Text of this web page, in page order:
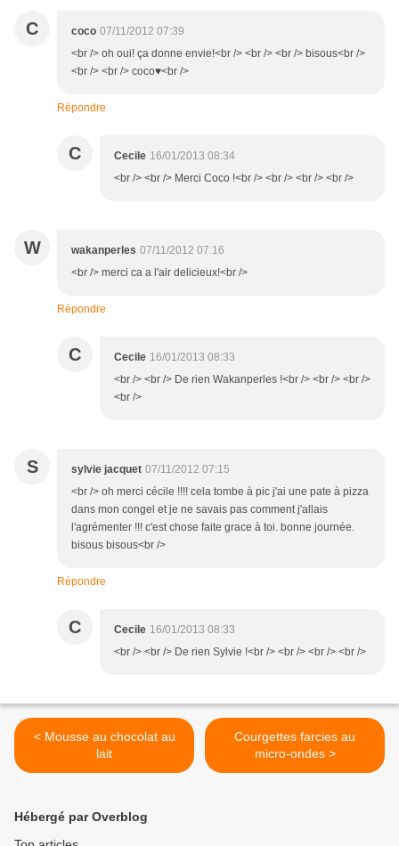
C coco 07/11/2012 07:39
<br /> oh oui! ça donne envie!<br /> <br /> <br /> bisous<br />
<br /> <br /> coco♥<br />
Répondre
C Cecile 16/01/2013 08:34
<br /> <br /> Merci Coco !<br /> <br /> <br /> <br />
W wakanperles 07/11/2012 07:16
<br /> merci ca a l'air delicieux!<br />
Répondre
C Cecile 16/01/2013 08:33
<br /> <br /> De rien Wakanperles !<br /> <br /> <br />
<br />
S sylvie jacquet 07/11/2012 07:15
<br /> oh merci cécile !!!! cela tombe à pic j'ai une pate à pizza
dans mon congel et je ne savais pas comment j'allais
l'agrémenter !!! c'est chose faite grace à toi. bonne journée.
bisous bisous<br />
Répondre
C Cecile 16/01/2013 08:33
<br /> <br /> De rien Sylvie !<br /> <br /> <br /> <br />
< Mousse au chocolat au
lait
Courgettes farcies au
micro-ondes >
Hébergé par Overblog